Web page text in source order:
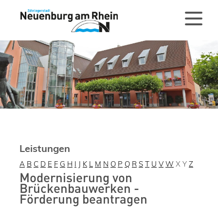
Leistungen
A B C D E F G H I J K L M N O P Q R S T U V W X Y Z
Modernisierung von
Brückenbauwerken -
Förderung beantragen